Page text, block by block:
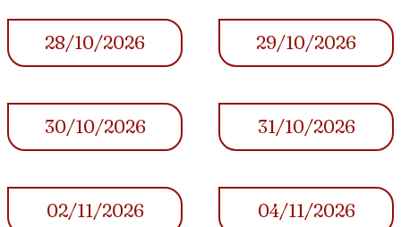
28/10/2026 29/10/2026
30/10/2026 31/10/2026
02/11/2026 04/11/2026